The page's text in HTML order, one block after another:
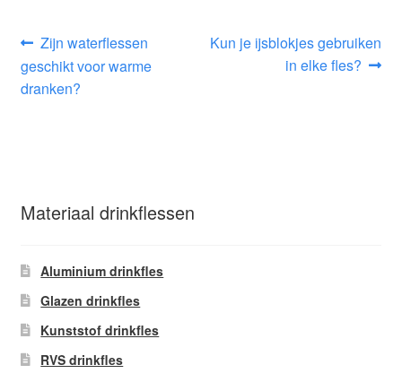
Bericht
navigatie
Vorig
bericht:
Zijn waterflessen
geschikt voor warme
dranken?
Volgend
Kun je ijsblokjes gebruiken
in elke fles?
Materiaal drinkflessen
Aluminium drinkfles
Glazen drinkfles
Kunststof drinkfles
RVS drinkfles